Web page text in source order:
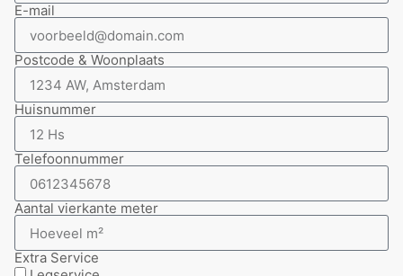
E-mail
Postcode & Woonplaats
Huisnummer
Telefoonnummer
Aantal vierkante meter
Extra Service